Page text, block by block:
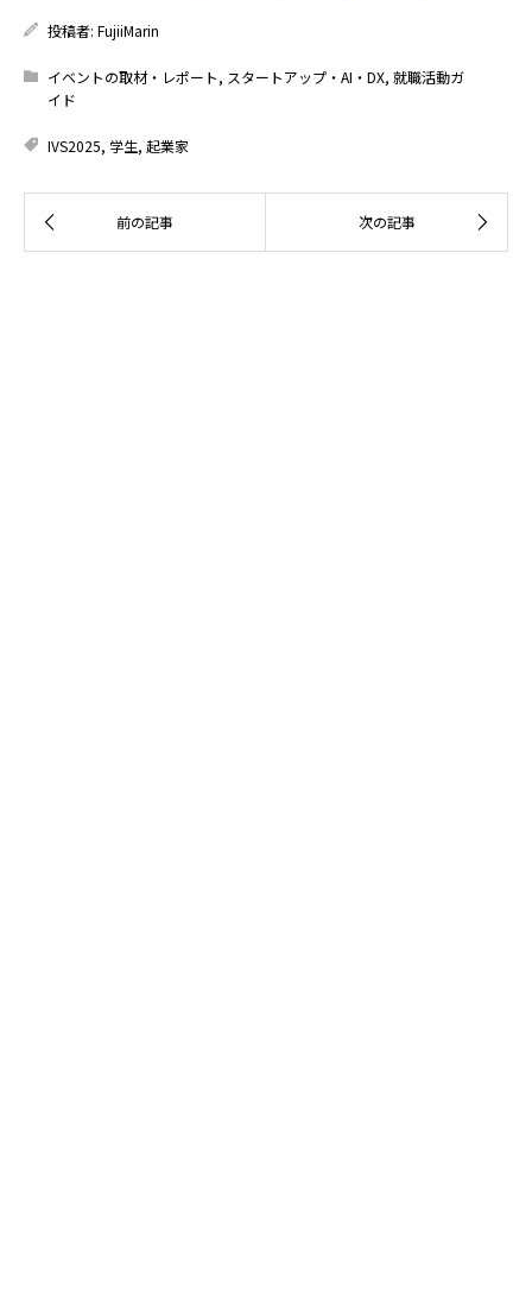
投稿者: FujiiMarin
イベントの取材・レポート, スタートアップ・AI・DX, 就職活動ガ
イド
IVS2025, 学生, 起業家